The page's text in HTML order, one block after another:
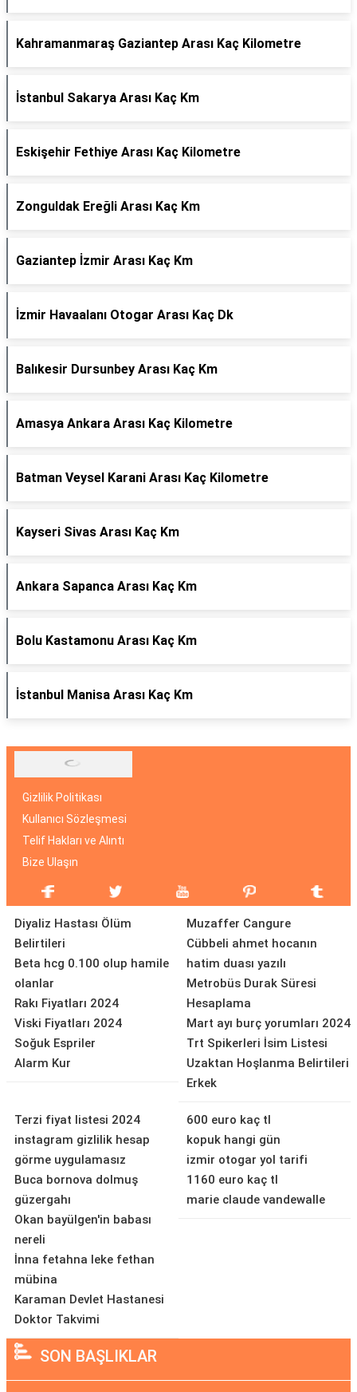
Kahramanmaraş Gaziantep Arası Kaç Kilometre
İstanbul Sakarya Arası Kaç Km
Eskişehir Fethiye Arası Kaç Kilometre
Zonguldak Ereğli Arası Kaç Km
Gaziantep İzmir Arası Kaç Km
İzmir Havaalanı Otogar Arası Kaç Dk
Balıkesir Dursunbey Arası Kaç Km
Amasya Ankara Arası Kaç Kilometre
Batman Veysel Karani Arası Kaç Kilometre
Kayseri Sivas Arası Kaç Km
Ankara Sapanca Arası Kaç Km
Bolu Kastamonu Arası Kaç Km
İstanbul Manisa Arası Kaç Km
Gizlilik Politikası
Kullanıcı Sözleşmesi
Telif Hakları ve Alıntı
Bize Ulaşın
Diyaliz Hastası Ölüm
Belirtileri
Beta hcg 0.100 olup hamile
olanlar
Rakı Fiyatları 2024
Viski Fiyatları 2024
Soğuk Espriler
Alarm Kur
Muzaffer Cangure
Cübbeli ahmet hocanın
hatim duası yazılı
Metrobüs Durak Süresi
Hesaplama
Mart ayı burç yorumları 2024
Trt Spikerleri İsim Listesi
Uzaktan Hoşlanma Belirtileri
Erkek
Terzi fiyat listesi 2024
instagram gizlilik hesap
görme uygulamasız
Buca bornova dolmuş
güzergahı
Okan bayülgen'in babası
nereli
İnna fetahna leke fethan
mübina
Karaman Devlet Hastanesi
Doktor Takvimi
600 euro kaç tl
kopuk hangi gün
izmir otogar yol tarifi
1160 euro kaç tl
marie claude vandewalle
SON BAŞLIKLAR